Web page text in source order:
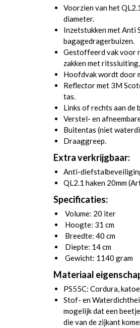
Voorzien van het
diameter.
Inzetstukken met Anti
bagagedragerbuizen.
Gestoffeerd vak voor
zakken met
Hoofdvak wordt door
Reflector met 3M
tas.
Links of rechts aan de
Verstel- en
Buitentas (niet
Draaggreep.
Extra verkrijgbaar:
Anti-
QL2.1 haken 20mm (
Specificaties:
Volume: 20 iter
Hoogte: 31 cm
Breedte: 40 cm
Diepte: 14 cm
Gewicht: 1140 gram
Materiaal
PS55C: Cordura,
Stof- en
mogelijk dat een
die van de zijkant